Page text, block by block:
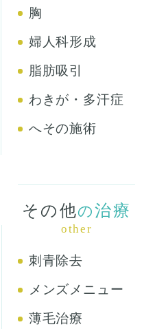
胸
婦人科形成
脂肪吸引
わきが・多汗症
へその施術
その他の治療
other
刺青除去
メンズメニュー
薄毛治療